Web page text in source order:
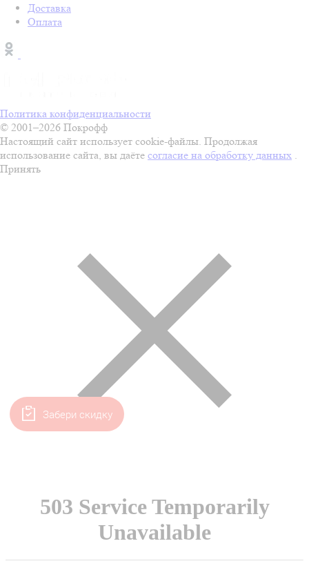
Доставка
Оплата
Политика конфиденциальности
© 2001–2026 Покрофф
Настоящий сайт использует cookie-файлы. Продолжая
использование сайта, вы даёте согласие на обработку данных .
Принять
Забери скидку